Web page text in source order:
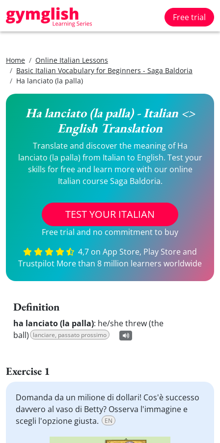
Free trial
Home
Online Italian Lessons
Basic Italian Vocabulary for Beginners - Saga Baldoria
Ha lanciato (la palla)
Ha lanciato (la palla) - Italian <>
English Translation
Translate and discover the meaning of Ha
lanciato (la palla) from Italian to English. Test your
skills for free and learn more with our online
Italian course Saga Baldoria.
TEST YOUR ITALIAN
Free trial and no commitment to buy
4,7 on App Store, Play Store and
Trustpilot More than 8 million learners worldwide
Definition
ha lanciato (la palla): he/she threw (the
ball) lanciare, passato prossimo
Exercise 1
Domanda da un milione di dollari! Cos'è successo
davvero al vaso di Betty? Osserva l'immagine e
scegli l'opzione giusta.
EN